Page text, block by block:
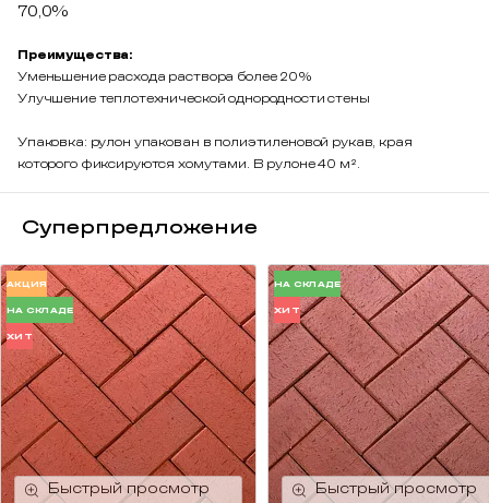
70,0%
Преимущества:
Уменьшение расхода раствора более 20%
Улучшение теплотехнической однородности стены
Упаковка: рулон упакован в полиэтиленовой рукав, края
которого фиксируются хомутами. В рулоне 40 м².
Суперпредложение
АКЦИЯ
НА СКЛАДЕ
ХИТ
НА СКЛАДЕ
ХИТ